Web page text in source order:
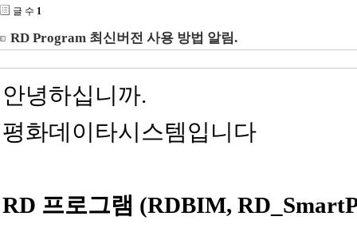
글 수 1
RD Program 최신버전 사용 방법 알림.
안녕하십니까.
평화데이타시스템입니다
RD 프로그램 (RDBIM,